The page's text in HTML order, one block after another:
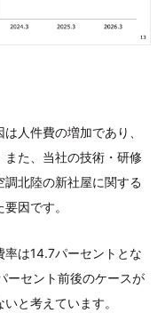
人件費の増加であり、
また、当社の技術・研修
北陸の新社屋に関する
因です。
率は14.7パーセントとな
ーセント前後のケースが
と考えています。